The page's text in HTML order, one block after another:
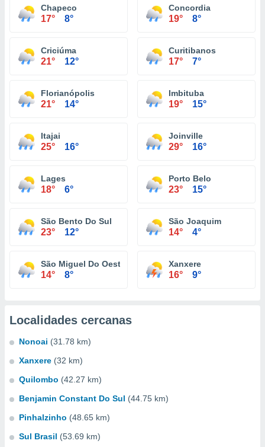
Chapeco
17° 8°
Concordia
19° 8°
Criciúma
21° 12°
Curitibanos
17° 7°
Florianópolis
21° 14°
Imbituba
19° 15°
Itajai
25° 16°
Joinville
29° 16°
Lages
18° 6°
Porto Belo
23° 15°
São Bento Do Sul
23° 12°
São Joaquim
14° 4°
São Miguel Do Oeste
14° 8°
Xanxere
16° 9°
Localidades cercanas
Nonoai (31.78 km)
Xanxere (32 km)
Quilombo (42.27 km)
Benjamin Constant Do Sul (44.75 km)
Pinhalzinho (48.65 km)
Sul Brasil (53.69 km)